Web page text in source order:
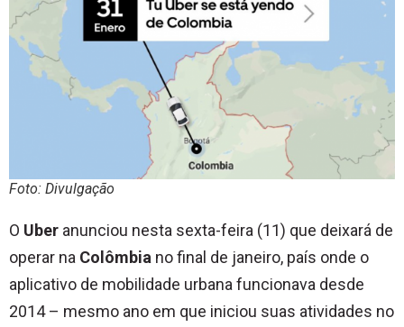
Foto: Divulgação
O Uber anunciou nesta sexta-feira (11) que deixará de
operar na Colômbia no final de janeiro, país onde o
aplicativo de mobilidade urbana funcionava desde
2014 – mesmo ano em que iniciou suas atividades no